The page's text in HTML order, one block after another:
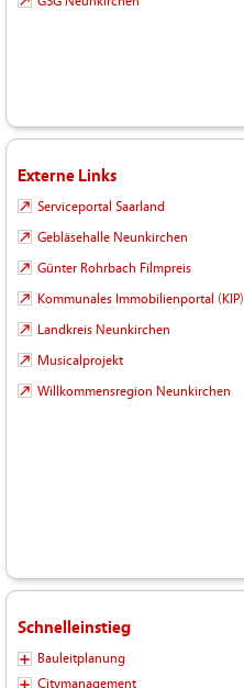
Externe Links
Serviceportal Saarland
Gebläsehalle Neunkirchen
Günter Rohrbach Filmpreis
Kommunales Immobilienportal (KIP)
Landkreis Neunkirchen
Musicalprojekt
Willkommensregion Neunkirchen
Schnelleinstieg
Bauleitplanung
Citymanagement